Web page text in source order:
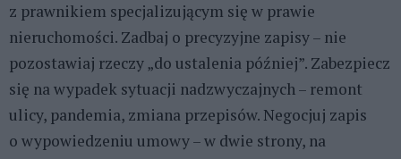
z prawnikiem specjalizującym się w prawie
nieruchomości. Zadbaj o precyzyjne zapisy – nie
pozostawiaj rzeczy „do ustalenia później”. Zabezpiecz
się na wypadek sytuacji nadzwyczajnych – remont
ulicy, pandemia, zmiana przepisów. Negocjuj zapis
o wypowiedzeniu umowy – w dwie strony, na